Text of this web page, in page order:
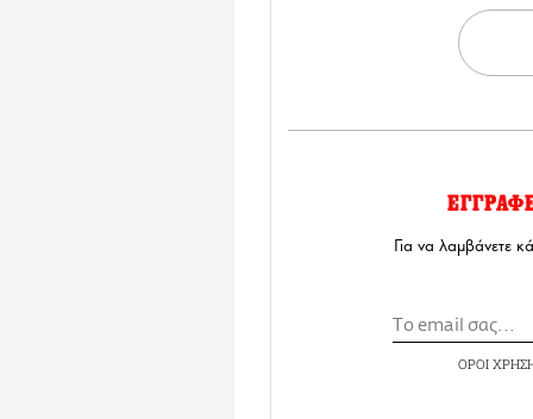
Για να λαμβάνετε
ΟΡΟΙ